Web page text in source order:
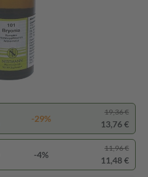
-29%
19,36 €
13,76 €
-4%
11,96 €
11,48 €